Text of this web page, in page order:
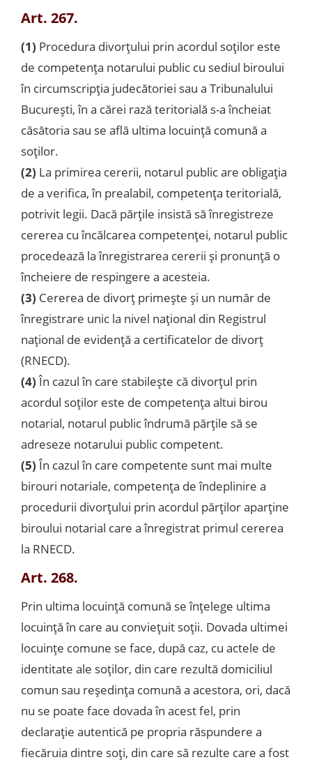
Art. 267.
(1) Procedura divorţului prin acordul soţilor este
de competenţa notarului public cu sediul biroului
în circumscripţia judecătoriei sau a Tribunalului
Bucureşti, în a cărei rază teritorială s-a încheiat
căsătoria sau se află ultima locuinţă comună a
soţilor.
(2) La primirea cererii, notarul public are obligaţia
de a verifica, în prealabil, competenţa teritorială,
potrivit legii. Dacă părţile insistă să înregistreze
cererea cu încălcarea competenţei, notarul public
procedează la înregistrarea cererii şi pronunţă o
încheiere de respingere a acesteia.
(3) Cererea de divorţ primeşte şi un număr de
înregistrare unic la nivel naţional din Registrul
naţional de evidenţă a certificatelor de divorţ
(RNECD).
(4)În cazul în care stabileşte că divorţul prin
acordul soţilor este de competenţa altui birou
notarial, notarul public îndrumă părţile să se
adreseze notarului public competent.
(5)În cazul în care competente sunt mai multe
birouri notariale, competenţa de îndeplinire a
procedurii divorţului prin acordul părţilor aparţine
biroului notarial care a înregistrat primul cererea
la RNECD.
Art. 268.
Prin ultima locuinţă comună se înţelege ultima
locuinţă în care au convieţuit soţii. Dovada ultimei
locuinţe comune se face, după caz, cu actele de
identitate ale soţilor, din care rezultă domiciliul
comun sau reşedinţa comună a acestora, ori, dacă
nu se poate face dovada în acest fel, prin
declaraţie autentică pe propria răspundere a
fiecăruia dintre soţi, din care să rezulte care a fost